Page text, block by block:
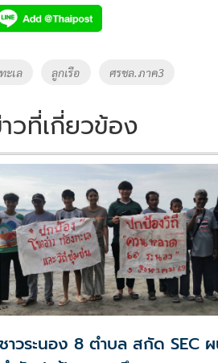
e
b
o
k
tt
er
p
y
k
ทะเล ลูกเรือ ศรชล.ภาค3
วที่เกี่ยวข้อง
ชาวระนอง 8 ตำบล สกัด SEC